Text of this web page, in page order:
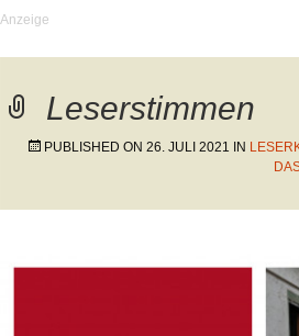
Leserstimmen
PUBLISHED ON 26. JULI 2021 IN